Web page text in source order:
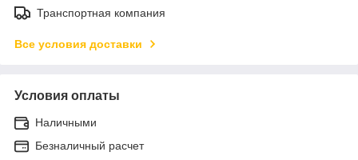
Транспортная компания
Все условия доставки
Условия оплаты
Наличными
Безналичный расчет